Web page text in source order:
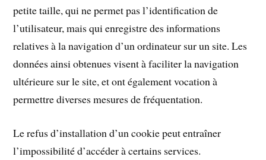
petite taille, qui ne permet pas l’identification de
l’utilisateur, mais qui enregistre des informations
relatives à la navigation d’un ordinateur sur un site. Les
données ainsi obtenues visent à faciliter la navigation
ultérieure sur le site, et ont également vocation à
permettre diverses mesures de fréquentation.
Le refus d’installation d’un cookie peut entraîner
l’impossibilité d’accéder à certains services.